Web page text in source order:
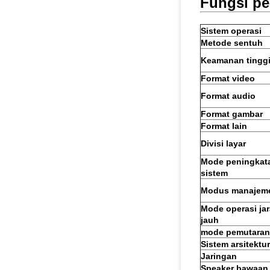
Sistem operasi
Metode sentuh
Keamanan tinggi
Format video
Format audio
Format gambar
Format lain
Divisi layar
Mode
sistem
Modus
Mode operasi
jauh
mode pemutaran
Sistem arsitektur
Jaringan